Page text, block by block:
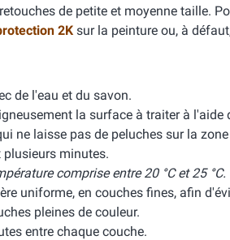
de petite et moyenne taille.
2K sur la peinture ou, à
de l'eau et du savon.
la surface à traiter à l'aide
ne laisse pas de peluches sur la
minutes.
comprise entre 20 °C et 25 °C.
uniforme, en couches fines, afin
pleines de couleur.
entre chaque couche.